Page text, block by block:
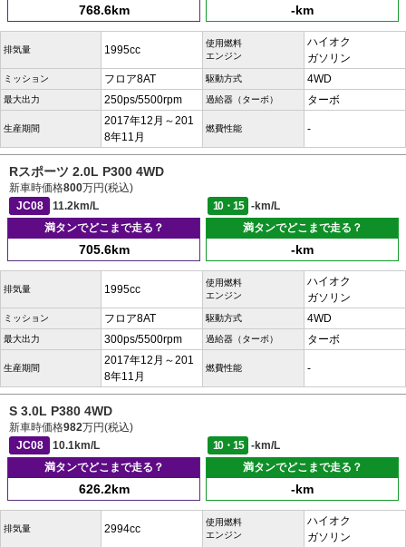
768.6km -km
排気量 1995cc
使用燃料
エンジン
ハイオク
ガソリン
ミッション フロア8AT 駆動方式 4WD
最大出力 250ps/5500rpm 過給器（ターボ） ターボ
生産期間
2017年12月～201
8年11月
燃費性能 -
Rスポーツ 2.0L P300 4WD
新車時価格800万円(税込)
JC08
11.2km/L 10・15
-km/L
満タンでどこまで走る？
705.6km
満タンでどこまで走る？
-km
排気量 1995cc
使用燃料
エンジン
ハイオク
ガソリン
ミッション フロア8AT 駆動方式 4WD
最大出力 300ps/5500rpm 過給器（ターボ） ターボ
生産期間
2017年12月～201
8年11月
燃費性能 -
S 3.0L P380 4WD
新車時価格982万円(税込)
JC08
10.1km/L 10・15
-km/L
満タンでどこまで走る？
626.2km
満タンでどこまで走る？
-km
排気量 2994cc
使用燃料
エンジン
ハイオク
ガソリン